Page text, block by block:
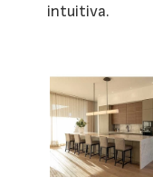
intuitiva.